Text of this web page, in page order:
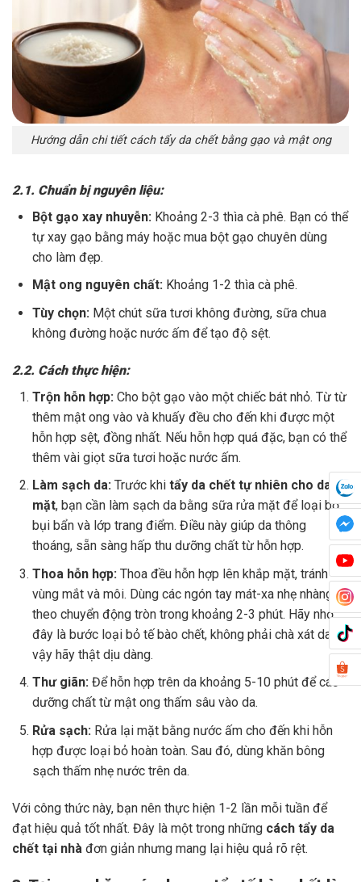
Hướng dẫn chi tiết cách tẩy da chết bằng gạo và mật ong
2.1. Chuẩn bị nguyên liệu:
Bột gạo xay nhuyễn: Khoảng 2-3 thìa cà phê. Bạn có thể
tự xay gạo bằng máy hoặc mua bột gạo chuyên dùng
cho làm đẹp.
Mật ong nguyên chất: Khoảng 1-2 thìa cà phê.
Tùy chọn: Một chút sữa tươi không đường, sữa chua
không đường hoặc nước ấm để tạo độ sệt.
2.2. Cách thực hiện:
Trộn hỗn hợp: Cho bột gạo vào một chiếc bát nhỏ. Từ từ
thêm mật ong vào và khuấy đều cho đến khi được một
hỗn hợp sệt, đồng nhất. Nếu hỗn hợp quá đặc, bạn có thể
thêm vài giọt sữa tươi hoặc nước ấm.
Làm sạch da: Trước khi tẩy da chết tự nhiên cho da
mặt, bạn cần làm sạch da bằng sữa rửa mặt để loại bỏ
bụi bẩn và lớp trang điểm. Điều này giúp da thông
thoáng, sẵn sàng hấp thu dưỡng chất từ hỗn hợp.
Thoa hỗn hợp: Thoa đều hỗn hợp lên khắp mặt, tránh
vùng mắt và môi. Dùng các ngón tay mát-xa nhẹ nhàng
theo chuyển động tròn trong khoảng 2-3 phút. Hãy nhớ,
đây là bước loại bỏ tế bào chết, không phải chà xát da, vì
vậy hãy thật dịu dàng.
Thư giãn: Để hỗn hợp trên da khoảng 5-10 phút để các
dưỡng chất từ mật ong thấm sâu vào da.
Rửa sạch: Rửa lại mặt bằng nước ấm cho đến khi hỗn
hợp được loại bỏ hoàn toàn. Sau đó, dùng khăn bông
sạch thấm nhẹ nước trên da.
Với công thức này, bạn nên thực hiện 1-2 lần mỗi tuần để
đạt hiệu quả tốt nhất. Đây là một trong những cách tẩy da
chết tại nhà đơn giản nhưng mang lại hiệu quả rõ rệt.